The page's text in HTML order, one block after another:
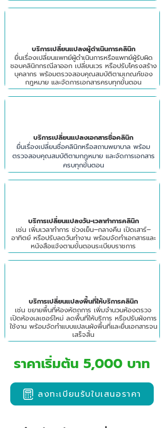
บริการเปลี่ยนแปลงผู้ดำเนินการคลินิก
ยื่นเรื่องเปลี่ยนแพทย์ผู้ดำเนินการหรือแพทย์ผู้รับผิด
ชอบคลินิกกรณีลาออก เปลี่ยนเวร หรือปรับโครงสร้าง
บุคลากร พร้อมตรวจสอบคุณสมบัติตามเกณฑ์ของ
กฎหมาย และจัดการเอกสารครบทุกขั้นตอน
บริการเปลี่ยนแปลงเอกสารชื่อคลินิก
ยื่นเรื่องเปลี่ยนชื่อคลินิกหรือสถานพยาบาล พร้อม
ตรวจสอบคุณสมบัติตามกฎหมาย และจัดการเอกสาร
ครบทุกขั้นตอน
บริการเปลี่ยนแปลงวัน-เวลาทำการคลินิก
เช่น เพิ่มเวลาทำการ ช่วงเย็น–กลางคืน เปิดเสาร์–
อาทิตย์ หรือปรับลดวันทำงาน พร้อมจัดทำเอกสารและ
หนังสือแจ้งตามขั้นตอนระเบียบราชการ
บริการเปลี่ยนแปลงพื้นที่ให้บริการคลินิก
เช่น ขยายพื้นที่ห้องหัตถการ เพิ่มจำนวนห้องตรวจ
เปิดห้องเลเซอร์ใหม่ ลดพื้นที่ให้บริการ หรือปรับผังการ
ใช้งาน พร้อมจัดทำแบบแปลนผังพื้นที่และยื่นเอกสารจน
เสร็จสิ้น
ราคาเริ่มต้น 5,000 บาท
ลงทะเบียนรับใบเสนอราคา